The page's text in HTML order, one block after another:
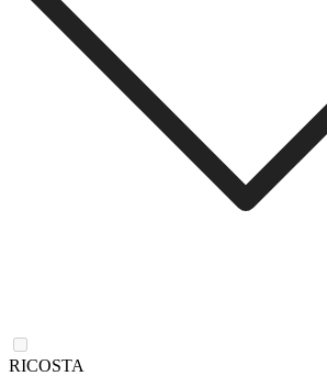
RICOSTA